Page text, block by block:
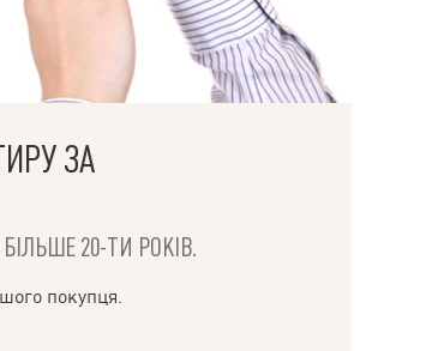
ЗА
20-ТИ РОКІВ.
покупця.